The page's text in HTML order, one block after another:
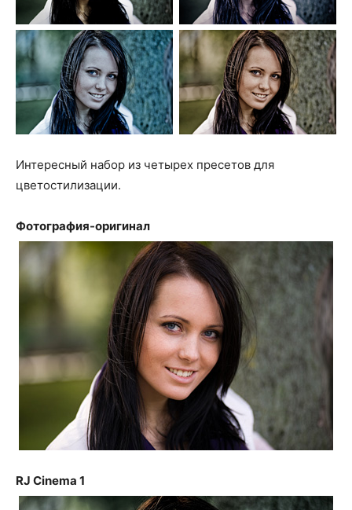
Интересный набор из четырех пресетов для
цветостилизации.
Фотография-оригинал
RJ Cinema 1